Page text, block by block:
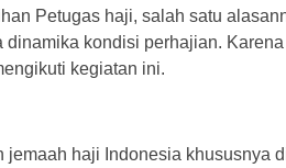
Petugas haji, salah satu
dinamika kondisi perhajian.
kegiatan ini.
jemaah haji Indonesia khususnya